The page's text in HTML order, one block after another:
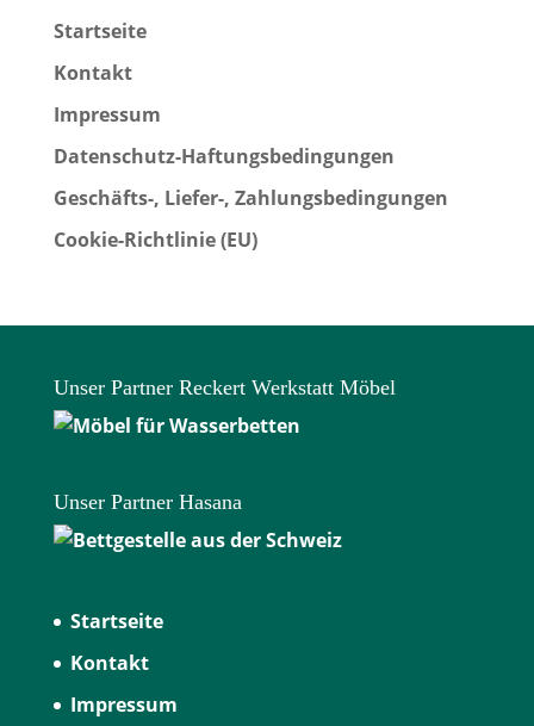
Startseite
Kontakt
Impressum
Datenschutz-Haftungsbedingungen
Geschäfts-, Liefer-, Zahlungsbedingungen
Cookie-Richtlinie (EU)
Unser Partner Reckert Werkstatt Möbel
Unser Partner Hasana
Startseite
Kontakt
Impressum